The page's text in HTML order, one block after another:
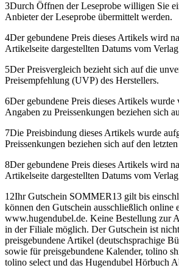
3Durch Öffnen der Leseprobe willigen Sie
Anbieter der Leseprobe übermittelt werden.
4Der gebundene Preis dieses Artikels wird
Artikelseite dargestellten Datums vom
5Der Preisvergleich bezieht sich auf die
Preisempfehlung (UVP) des Herstellers.
6Der gebundene Preis dieses Artikels wurde
Angaben zu Preissenkungen beziehen sich
7Die Preisbindung dieses Artikels wurde
Preissenkungen beziehen sich auf den
8Der gebundene Preis dieses Artikels wird
Artikelseite dargestellten Datums vom
12Ihr Gutschein SOMMER13 gilt bis
können den Gutschein ausschließlich online
www.hugendubel.de. Keine Bestellung zur
in der Filiale möglich. Der Gutschein ist
preisgebundene Artikel (deutschsprachige
sowie für preisgebundene Kalender, tolino
tolino select und das Hugendubel Hörbuch